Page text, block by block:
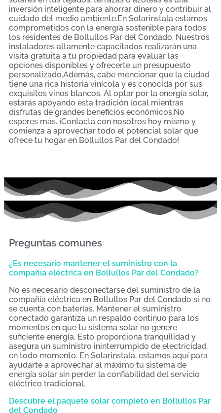
inversión inteligente para ahorrar dinero y contribuir al
cuidado del medio ambiente.En Solarinstala estamos
comprometidos con la energía sostenible para todos
los residentes de Bollullos Par del Condado. Nuestros
instaladores altamente capacitados realizarán una
visita gratuita a tu propiedad para evaluar las
opciones disponibles y ofrecerte un presupuesto
personalizado.Además, cabe mencionar que la ciudad
tiene una rica historia vinícola y es conocida por sus
exquisitos vinos blancos. Al optar por la energía solar,
estarás apoyando esta tradición local mientras
disfrutas de grandes beneficios económicos.No
esperes más. ¡Contacta con nosotros hoy mismo y
comienza a aprovechar todo el potencial solar que
ofrece tu hogar en Bollullos Par del Condado!
Preguntas comunes
¿Es necesario mantener el suministro con la
compañía eléctrica en Bollullos Par del Condado?
No es necesario desconectarse del suministro de la
compañía eléctrica en Bollullos Par del Condado si no
se cuenta con baterías. Mantener el suministro
conectado garantiza un respaldo continuo para los
momentos en que tu sistema solar no genere
suficiente energía. Esto proporciona tranquilidad y
asegura un suministro ininterrumpido de electricidad
en todo momento. En Solarinstala, estamos aquí para
ayudarte a aprovechar al máximo tu sistema de
energía solar sin perder la confiabilidad del servicio
eléctrico tradicional.
Descubre el paquete solar completo en Bollullos Par
del Condado